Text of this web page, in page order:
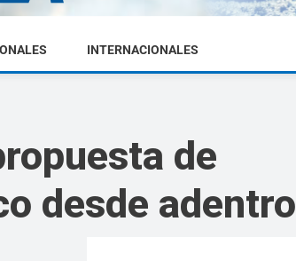
INTERNACIONALES
de
desde adentro